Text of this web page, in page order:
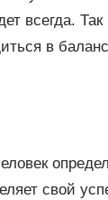
всегда.
в
свой